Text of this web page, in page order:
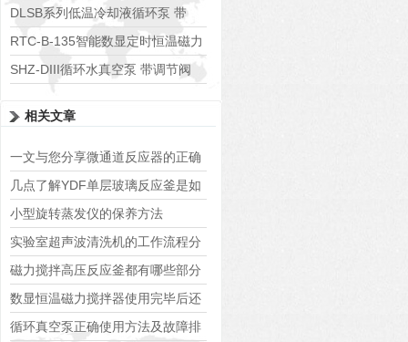
浴锅
DLSB系列低温冷却液循环泵 带
S485通讯端口
RTC-B-135智能数显定时恒温磁力
搅拌器
SHZ-DIII循环水真空泵 带调节阀
相关文章
一文与您分享微通道反应器的正确
使用步骤
几点了解YDF单层玻璃反应釜是如
何工作的
小型旋转蒸发仪的保养方法
实验室超声波清洗机的工作流程分
享
磁力搅拌高压反应釜都有哪些部分
组成？
数显恒温磁力搅拌器使用完毕后还
需注意以下操作
循环真空泵正确使用方法及故障排